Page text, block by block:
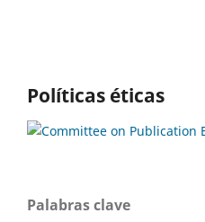
Políticas éticas
Palabras clave